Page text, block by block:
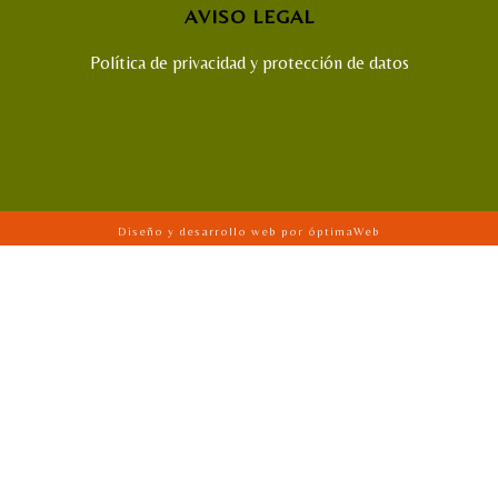
AVISO LEGAL
Política de privacidad y protección de datos
Diseño y desarrollo web por óptimaWeb